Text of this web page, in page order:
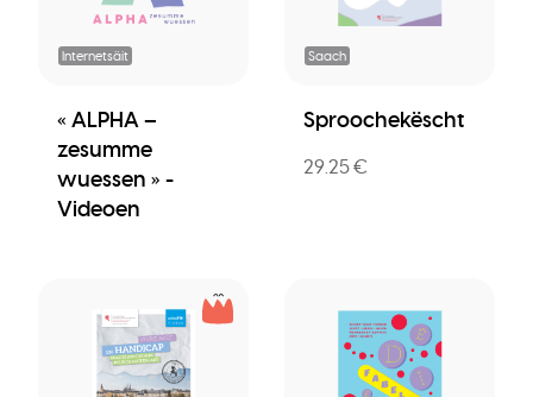
Internetsäit
« ALPHA –
zesumme
wuessen » -
Videoen
Saach
Sproochekëscht
29.25 €